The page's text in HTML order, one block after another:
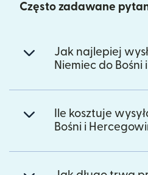
Często zadawane
Jak najlepiej
Niemiec do
Ile kosztuje
Bośni i